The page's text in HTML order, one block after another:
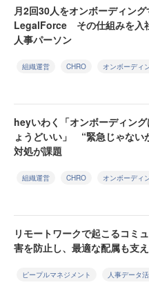
月2回30人をオンボーディング
LegalForce その仕組みを入
人事パーソン
組織運営 CHRO オンボーディ
heyいわく「オンボーディン
ょうどいい」 “緊急じゃない
対処が課題
組織運営 CHRO オンボーディ
リモートワークで起こるコミ
害を防止し、最適な配属も支
ピープルマネジメント 人事データ